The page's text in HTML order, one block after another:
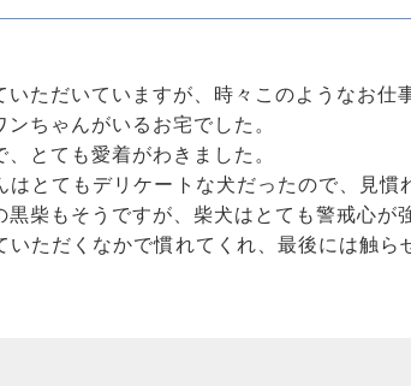
ただいていますが、時々このようなお仕
ちゃんがいるお宅でした。
とても愛着がわきました。
はとてもデリケートな犬だったので、見慣
柴もそうですが、柴犬はとても警戒心が
いただくなかで慣れてくれ、最後には触ら